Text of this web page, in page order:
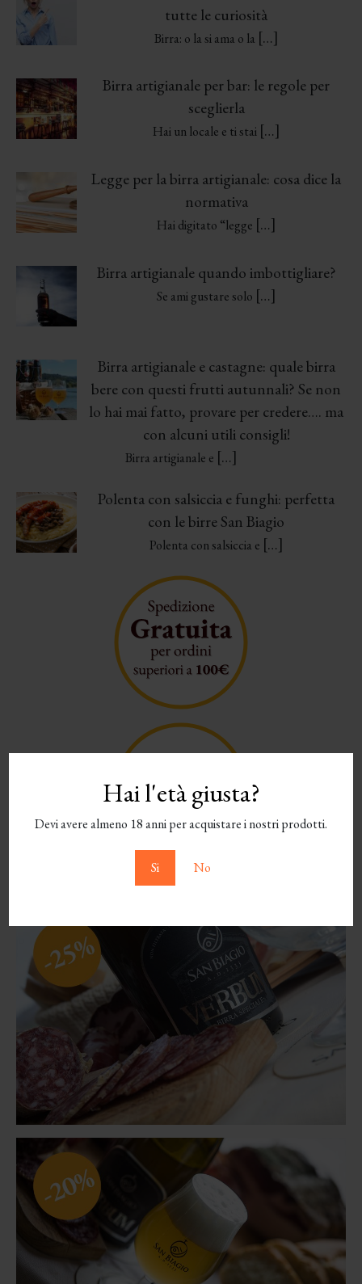
Hai l'età giusta?
Devi avere almeno 18 anni per acquistare i nostri prodotti.
Si No
tutte le curiosità
Birra: o la si ama o la […]
Birra artigianale per bar: le regole per
sceglierla
Hai un locale e ti stai […]
Legge per la birra artigianale: cosa dice la
normativa
Hai digitato “legge […]
Birra artigianale quando imbottigliare?
Se ami gustare solo […]
Birra artigianale e castagne: quale birra
bere con questi frutti autunnali? Se non
lo hai mai fatto, provare per credere…. ma
con alcuni utili consigli!
Birra artigianale e […]
Polenta con salsiccia e funghi: perfetta
con le birre San Biagio
Polenta con salsiccia e […]